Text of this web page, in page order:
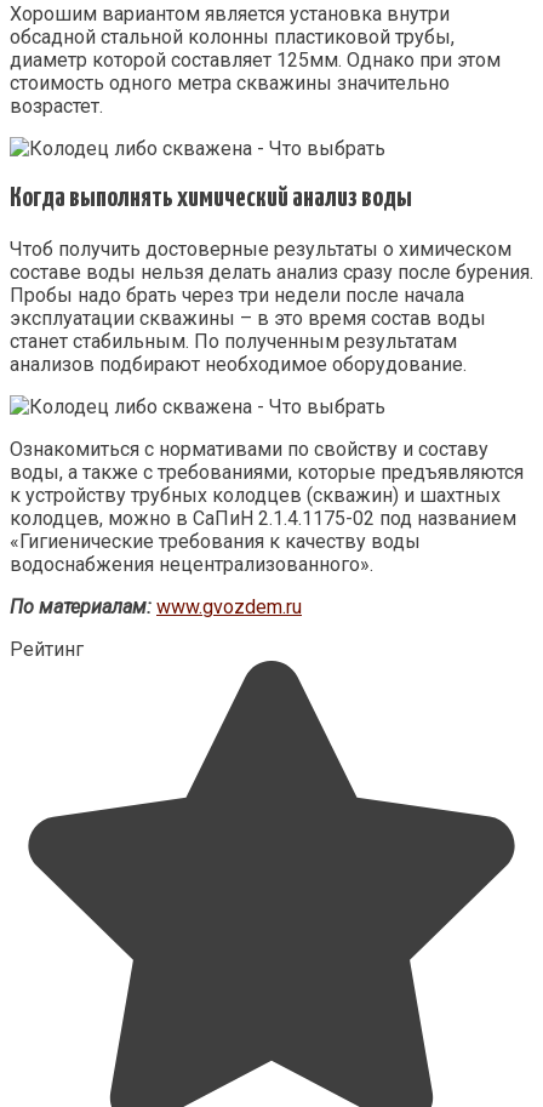
Хорошим вариантом является установка внутри
обсадной стальной колонны пластиковой трубы,
диаметр которой составляет 125мм. Однако при этом
стоимость одного метра скважины значительно
возрастет.
Когда выполнять химический анализ воды
Чтоб получить достоверные результаты о химическом
составе воды нельзя делать анализ сразу после бурения.
Пробы надо брать через три недели после начала
эксплуатации скважины – в это время состав воды
станет стабильным. По полученным результатам
анализов подбирают необходимое оборудование.
Ознакомиться с нормативами по свойству и составу
воды, а также с требованиями, которые предъявляются
к устройству трубных колодцев (скважин) и шахтных
колодцев, можно в СаПиН 2.1.4.1175-02 под названием
«Гигиенические требования к качеству воды
водоснабжения нецентрализованного».
По материалам: www.gvozdem.ru
Рейтинг